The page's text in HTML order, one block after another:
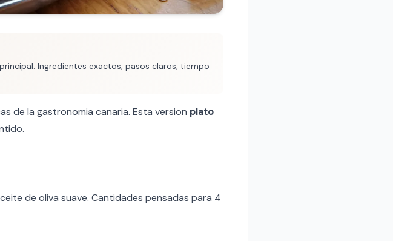
Ingredientes exactos, pasos claros, tiempo
de la gastronomia canaria. Esta version plato
de oliva suave. Cantidades pensadas para 4